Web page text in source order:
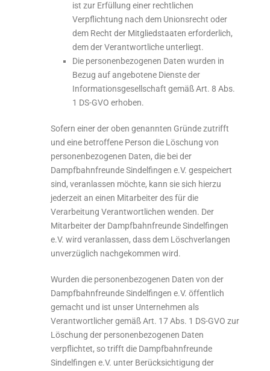
ist zur Erfüllung einer rechtlichen
Verpflichtung nach dem Unionsrecht oder
dem Recht der Mitgliedstaaten erforderlich,
dem der Verantwortliche unterliegt.
Die personenbezogenen Daten wurden in
Bezug auf angebotene Dienste der
Informationsgesellschaft gemäß Art. 8 Abs.
1 DS-GVO erhoben.
Sofern einer der oben genannten Gründe zutrifft
und eine betroffene Person die Löschung von
personenbezogenen Daten, die bei der
Dampfbahnfreunde Sindelfingen e.V. gespeichert
sind, veranlassen möchte, kann sie sich hierzu
jederzeit an einen Mitarbeiter des für die
Verarbeitung Verantwortlichen wenden. Der
Mitarbeiter der Dampfbahnfreunde Sindelfingen
e.V. wird veranlassen, dass dem Löschverlangen
unverzüglich nachgekommen wird.
Wurden die personenbezogenen Daten von der
Dampfbahnfreunde Sindelfingen e.V. öffentlich
gemacht und ist unser Unternehmen als
Verantwortlicher gemäß Art. 17 Abs. 1 DS-GVO zur
Löschung der personenbezogenen Daten
verpflichtet, so trifft die Dampfbahnfreunde
Sindelfingen e.V. unter Berücksichtigung der